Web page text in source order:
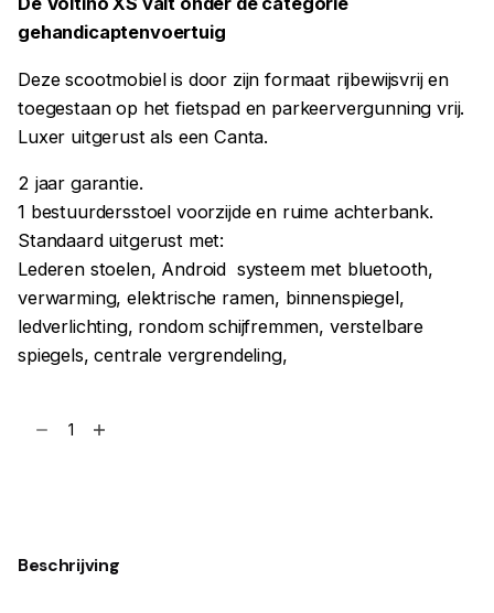
gehandicaptenvoertuig
Deze scootmobiel is door zijn formaat rijbewijsvrij en
toegestaan op het fietspad en parkeervergunning vrij.
Luxer uitgerust als een Canta.
2 jaar garantie.
1 bestuurdersstoel voorzijde en ruime achterbank.
Standaard uitgerust met:
Lederen stoelen, Android systeem met bluetooth,
verwarming, elektrische ramen, binnenspiegel,
ledverlichting, rondom schijfremmen, verstelbare
spiegels, centrale vergrendeling,
Beschrijving